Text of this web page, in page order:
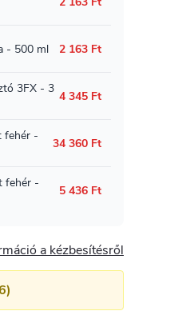
a kézbesítésről